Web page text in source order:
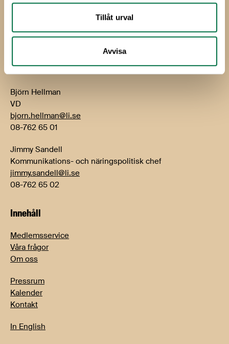
Tillåt urval
Avvisa
Besök: Storgatan 19
E-post:info@li.se
Telefon: 08-762 65 00
Kontakt
Björn Hellman
VD
bjorn.hellman@li.se
08-762 65 01
Jimmy Sandell
Kommunikations- och näringspolitisk chef
jimmy.sandell@li.se
08-762 65 02
Innehåll
Medlemsservice
Våra frågor
Om oss
Pressrum
Kalender
Kontakt
In English